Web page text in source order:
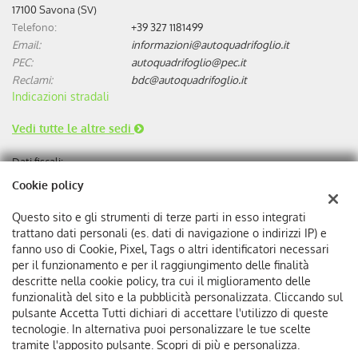
17100 Savona (SV)
Telefono:
+39 327 1181499
Email:
informazioni@autoquadrifoglio.it
PEC:
autoquadrifoglio@pec.it
Reclami:
bdc@autoquadrifoglio.it
Indicazioni stradali
Vedi tutte le altre sedi
Dati fiscali:
Autoquadrifoglio s.r.l
Via Bonini, 9, 17100 Savona
C.F/P.IVA:00384510095
Registro delle imprese:SV
REA:SV-75293
Cookie policy
Questo sito e gli strumenti di terze parti in esso integrati
trattano dati personali (es. dati di navigazione o indirizzi IP) e
fanno uso di Cookie, Pixel, Tags o altri identificatori necessari
per il funzionamento e per il raggiungimento delle finalità
descritte nella cookie policy, tra cui il miglioramento delle
funzionalità del sito e la pubblicità personalizzata. Cliccando sul
pulsante Accetta Tutti dichiari di accettare l'utilizzo di queste
tecnologie. In alternativa puoi personalizzare le tue scelte
tramite l'apposito pulsante. Scopri di più e personalizza.